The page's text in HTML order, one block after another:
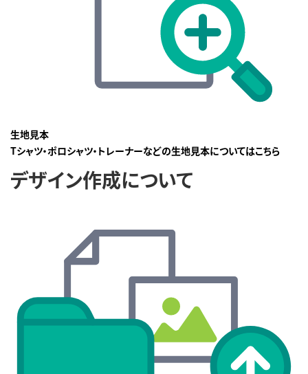
生地見本
Tシャツ・ポロシャツ・トレーナーなどの生地見本についてはこちら
デザイン作成について